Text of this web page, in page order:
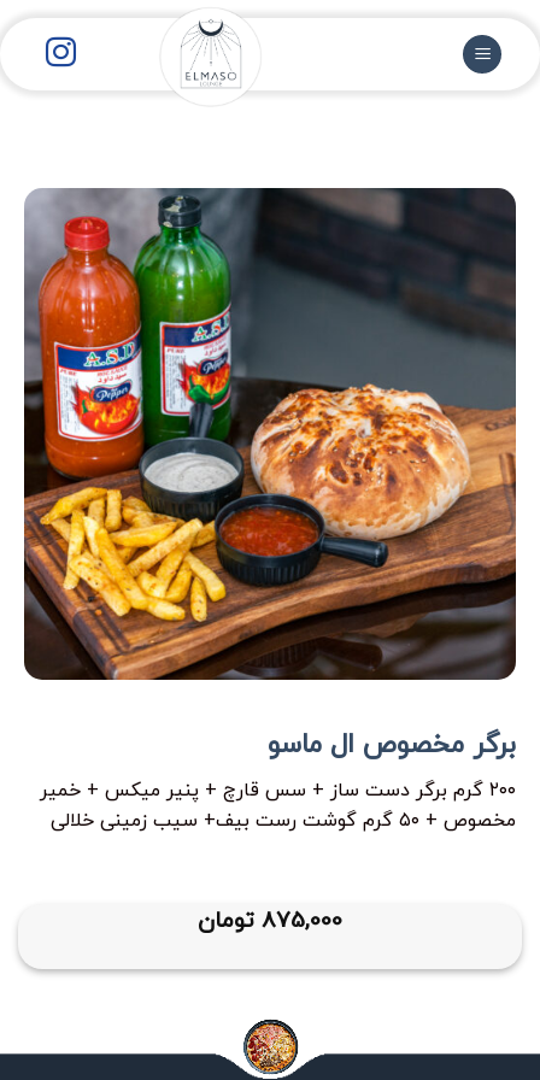
محتوا
برگر مخصوص ال ماسو
۲۰۰ گرم برگر دست ساز + سس قارچ + پنیر میکس + خمیر
مخصوص + ۵۰ گرم گوشت رست بیف+ سیب زمینی خلالی
875,000 تومان